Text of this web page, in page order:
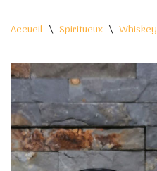
Accueil \ Spiritueux \ Whiskey